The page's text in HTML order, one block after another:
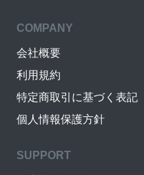
COMPANY
会社概要
利用規約
特定商取引に基づく表記
個人情報保護方針
SUPPORT